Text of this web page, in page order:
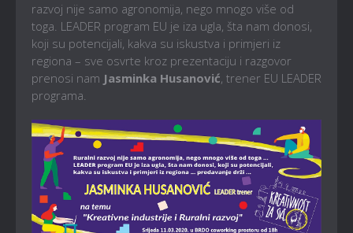
razvoj nije samo agronomija, nego mnogo više od
toga. LEADER program EU je iza ugla, šta nam donosi,
koji su potencijali, kakva su iskustva i primjeri iz
regiona – sve osvrte kroz prezentaciju i razgovor
prenosi nam Jasminka Husanović, trener EU LEADER
programa.